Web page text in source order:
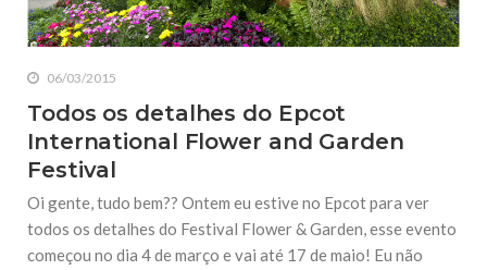
06/03/2015
Todos os detalhes do Epcot
International Flower and Garden
Festival
Oi gente, tudo bem?? Ontem eu estive no Epcot para ver
todos os detalhes do Festival Flower & Garden, esse evento
começou no dia 4 de março e vai até 17 de maio! Eu não